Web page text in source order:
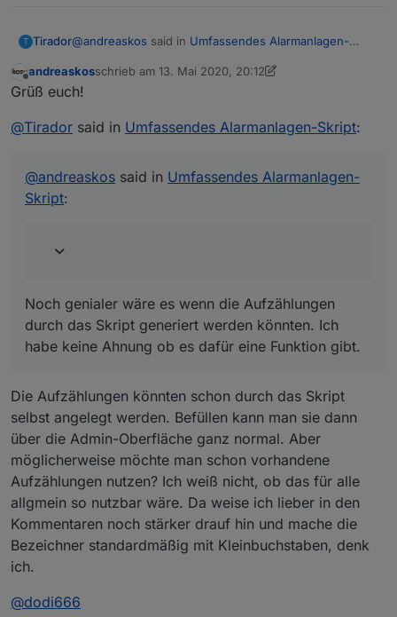
T Tirador@andreaskos said in Umfassendes Alarmanlagen-
Aufzählungen im Skript ändern auf:
Ich sollte diese Standard-Einstellungen vielleicht
Noch genialer wäre es wenn die Aufzählungen durch
das Skript generiert werden könnten. Ich habe keine
Offline
andreaskosschrieb am 13. Mai 2020, 20:12
zuletzt editiert von andreaskos
Grüß euch!
@Tirador said in Umfassendes Alarmanlagen-Skript:
@andreaskos said in Umfassendes Alarmanlagen-
Skript:
Noch genialer wäre es wenn die Aufzählungen
durch das Skript generiert werden könnten. Ich
habe keine Ahnung ob es dafür eine Funktion gibt.
Die Aufzählungen könnten schon durch das Skript
selbst angelegt werden. Befüllen kann man sie dann
über die Admin-Oberfläche ganz normal. Aber
möglicherweise möchte man schon vorhandene
Aufzählungen nutzen? Ich weiß nicht, ob das für alle
allgmein so nutzbar wäre. Da weise ich lieber in den
Kommentaren noch stärker drauf hin und mache die
Bezeichner standardmäßig mit Kleinbuchstaben, denk
ich.
@dodi666